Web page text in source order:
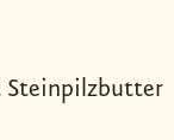
Steinpilzbutter